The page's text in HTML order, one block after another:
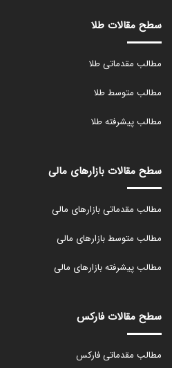
سطح مقالات طلا
مطالب مقدماتی طلا
مطالب متوسط طلا
مطالب پیشرفته طلا
سطح مقالات بازارهای مالی
مطالب مقدماتی بازارهای مالی
مطالب متوسط بازارهای مالی
مطالب پیشرفته بازارهای مالی
سطح مقالات فارکس
مطالب مقدماتی فارکس